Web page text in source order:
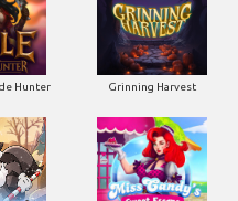
Hunter Grinning Harvest